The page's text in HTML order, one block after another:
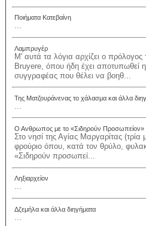
Ποιήματα Κατεβαίνη
...
Λαμπρυγέρ
Μ' αυτά τα λόγια αρχίζει ο
Bruyere, όπου ήδη έχει αποτυπωθεί
συγγραφέας που θέλει να βοηθ...
Της Ματζουράνενας το χάλασμα και άλλα
Ο Ανθρωπος με το «Σιδηρούν Προσωπείον»
Στο νησί της Αγίας Μαργαρίτας
φρούριο όπου, κατά τον θρύλο,
«Σιδηρούν προσωπεί...
Ληξιαρχείον
...
Δζεμήλα και άλλα διηγήματα